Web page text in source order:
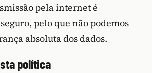
pela internet é
pelo que não podemos
absoluta dos dados.
política